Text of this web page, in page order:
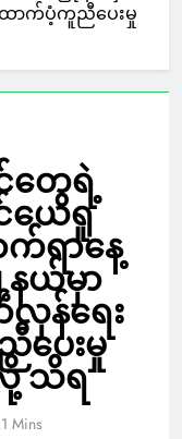
ောက်ပံ့ကူညီပေးမှု
တွေရဲ့
ယေရှု
က်ရာနေ့
ယ်မှာ
န်ရေး
ပေးမှု
သိရ
1 Mins